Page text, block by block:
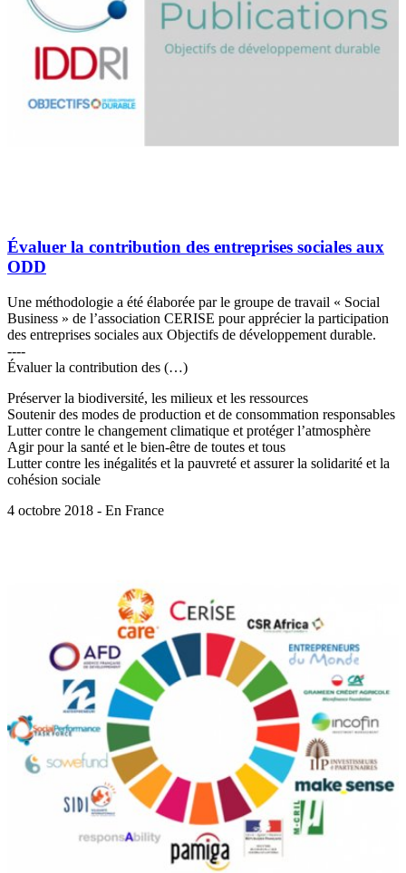
Évaluer la contribution des entreprises sociales aux
ODD
Une méthodologie a été élaborée par le groupe de travail « Social
Business » de l’association CERISE pour apprécier la participation
des entreprises sociales aux Objectifs de développement durable.
----
Évaluer la contribution des (…)
Préserver la biodiversité, les milieux et les ressources
Soutenir des modes de production et de consommation responsables
Lutter contre le changement climatique et protéger l’atmosphère
Agir pour la santé et le bien-être de toutes et tous
Lutter contre les inégalités et la pauvreté et assurer la solidarité et la
cohésion sociale
4 octobre 2018 - En France